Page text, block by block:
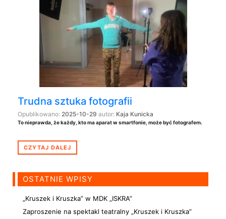
Trudna sztuka fotografii
Opublikowano: 2025-10-29 autor: Kaja Kunicka
To nieprawda, że każdy, kto ma aparat w smartfonie, może być fotografem.
CZYTAJ DALEJ
OSTATNIE WPISY
„Kruszek i Kruszka” w MDK „ISKRA”
Zaproszenie na spektakl teatralny „Kruszek i Kruszka”